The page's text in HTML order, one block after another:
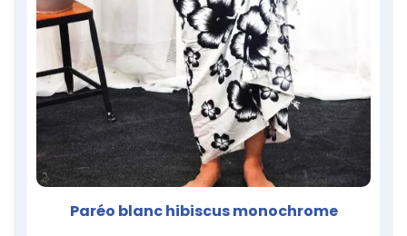
Paréo blanc hibiscus monochrome